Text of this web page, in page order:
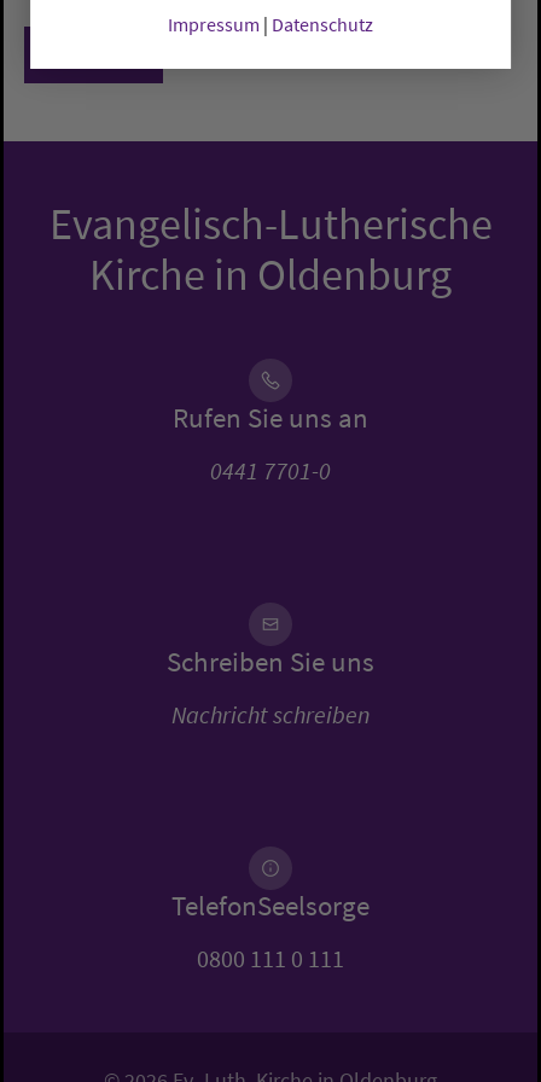
Evangelisch-Lutherische
Kirche in Oldenburg
Rufen Sie uns an
0441 7701-0
Schreiben Sie uns
Nachricht schreiben
TelefonSeelsorge
0800 111 0 111
Impressum | Datenschutz